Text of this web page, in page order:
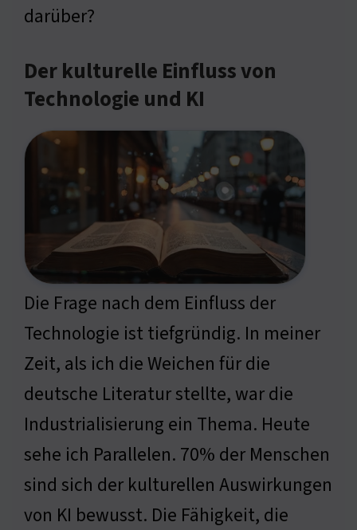
darüber?
Der kulturelle Einfluss von
Technologie und KI
Die Frage nach dem Einfluss der
Technologie ist tiefgründig. In meiner
Zeit, als ich die Weichen für die
deutsche Literatur stellte, war die
Industrialisierung ein Thema. Heute
sehe ich Parallelen. 70% der Menschen
sind sich der kulturellen Auswirkungen
von KI bewusst. Die Fähigkeit, die